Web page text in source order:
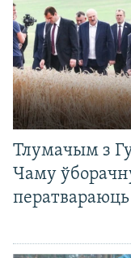
Тлумачым з
Чаму